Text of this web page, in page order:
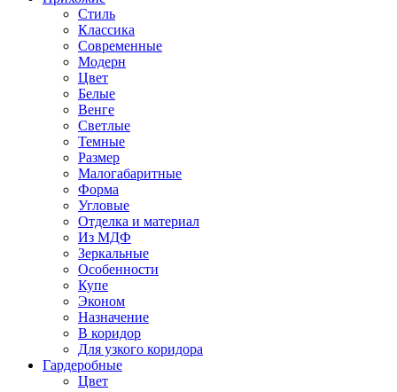
Стиль
Классика
Современные
Модерн
Цвет
Белые
Венге
Светлые
Темные
Размер
Малогабаритные
Форма
Угловые
Отделка и материал
Из МДФ
Зеркальные
Особенности
Купе
Эконом
Назначение
В коридор
Для узкого коридора
Гардеробные
Цвет